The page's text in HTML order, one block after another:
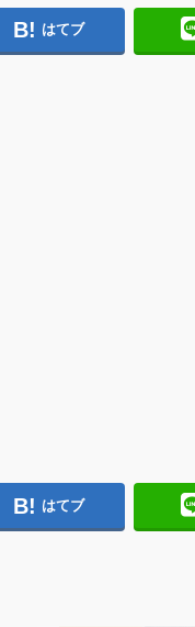
はてブ
はてブ